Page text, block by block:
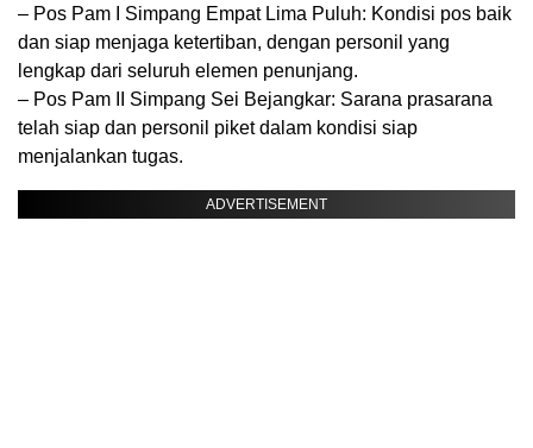
– Pos Pam I Simpang Empat Lima Puluh: Kondisi pos baik
dan siap menjaga ketertiban, dengan personil yang
lengkap dari seluruh elemen penunjang.
– Pos Pam II Simpang Sei Bejangkar: Sarana prasarana
telah siap dan personil piket dalam kondisi siap
menjalankan tugas.
ADVERTISEMENT